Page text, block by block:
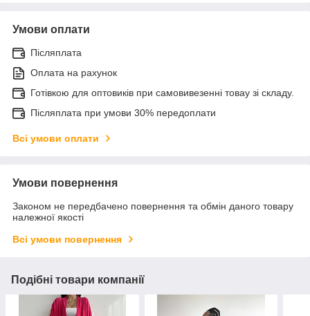
Умови оплати
Післяплата
Оплата на рахунок
Готівкою для оптовиків при самовивезенні товау зі складу.
Післяплата при умови 30% передоплати
Всі умови оплати
Умови повернення
Законом не передбачено повернення та обмін даного товару
належної якості
Всі умови повернення
Подібні товари компанії